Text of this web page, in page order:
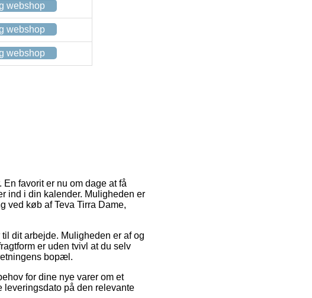
webshop
webshop
webshop
favorit er nu om dage at få
ind i din kalender. Muligheden er
ved køb af Teva Tirra Dame,
dit arbejde. Muligheden er af og
er uden tvivl at du selv
bopæl.
for dine nye varer om et
leveringsdato på den relevante